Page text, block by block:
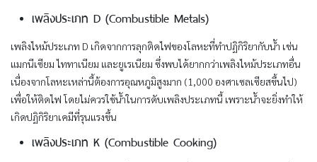
เพลิงประเภท D (Combustible Metals)
เพลิงไหม้ประเภท D เกิดจากการลุกติดไฟของโลหะที่ทำปฏิกิริยากับน้ำ เช่น
แมกนีเซียม ไททาเนียม และยูเรเนียม ซึ่งพบได้ยากกว่าเพลิงไหม้ประเภทอื่น
เนื่องจากโลหะเหล่านี้ต้องการอุณหภูมิสูงมาก (1,000 องศาเซลเซียสขึ้นไป)
เพื่อให้ติดไฟ โดยไม่ควรใช้น้ำในการดับเพลิงประเภทนี้ เพราะน้ำจะยิ่งทำให้
เกิดปฏิกิริยาเคมีที่รุนแรงขึ้น
เพลิงประเภท K (Combustible Cooking)